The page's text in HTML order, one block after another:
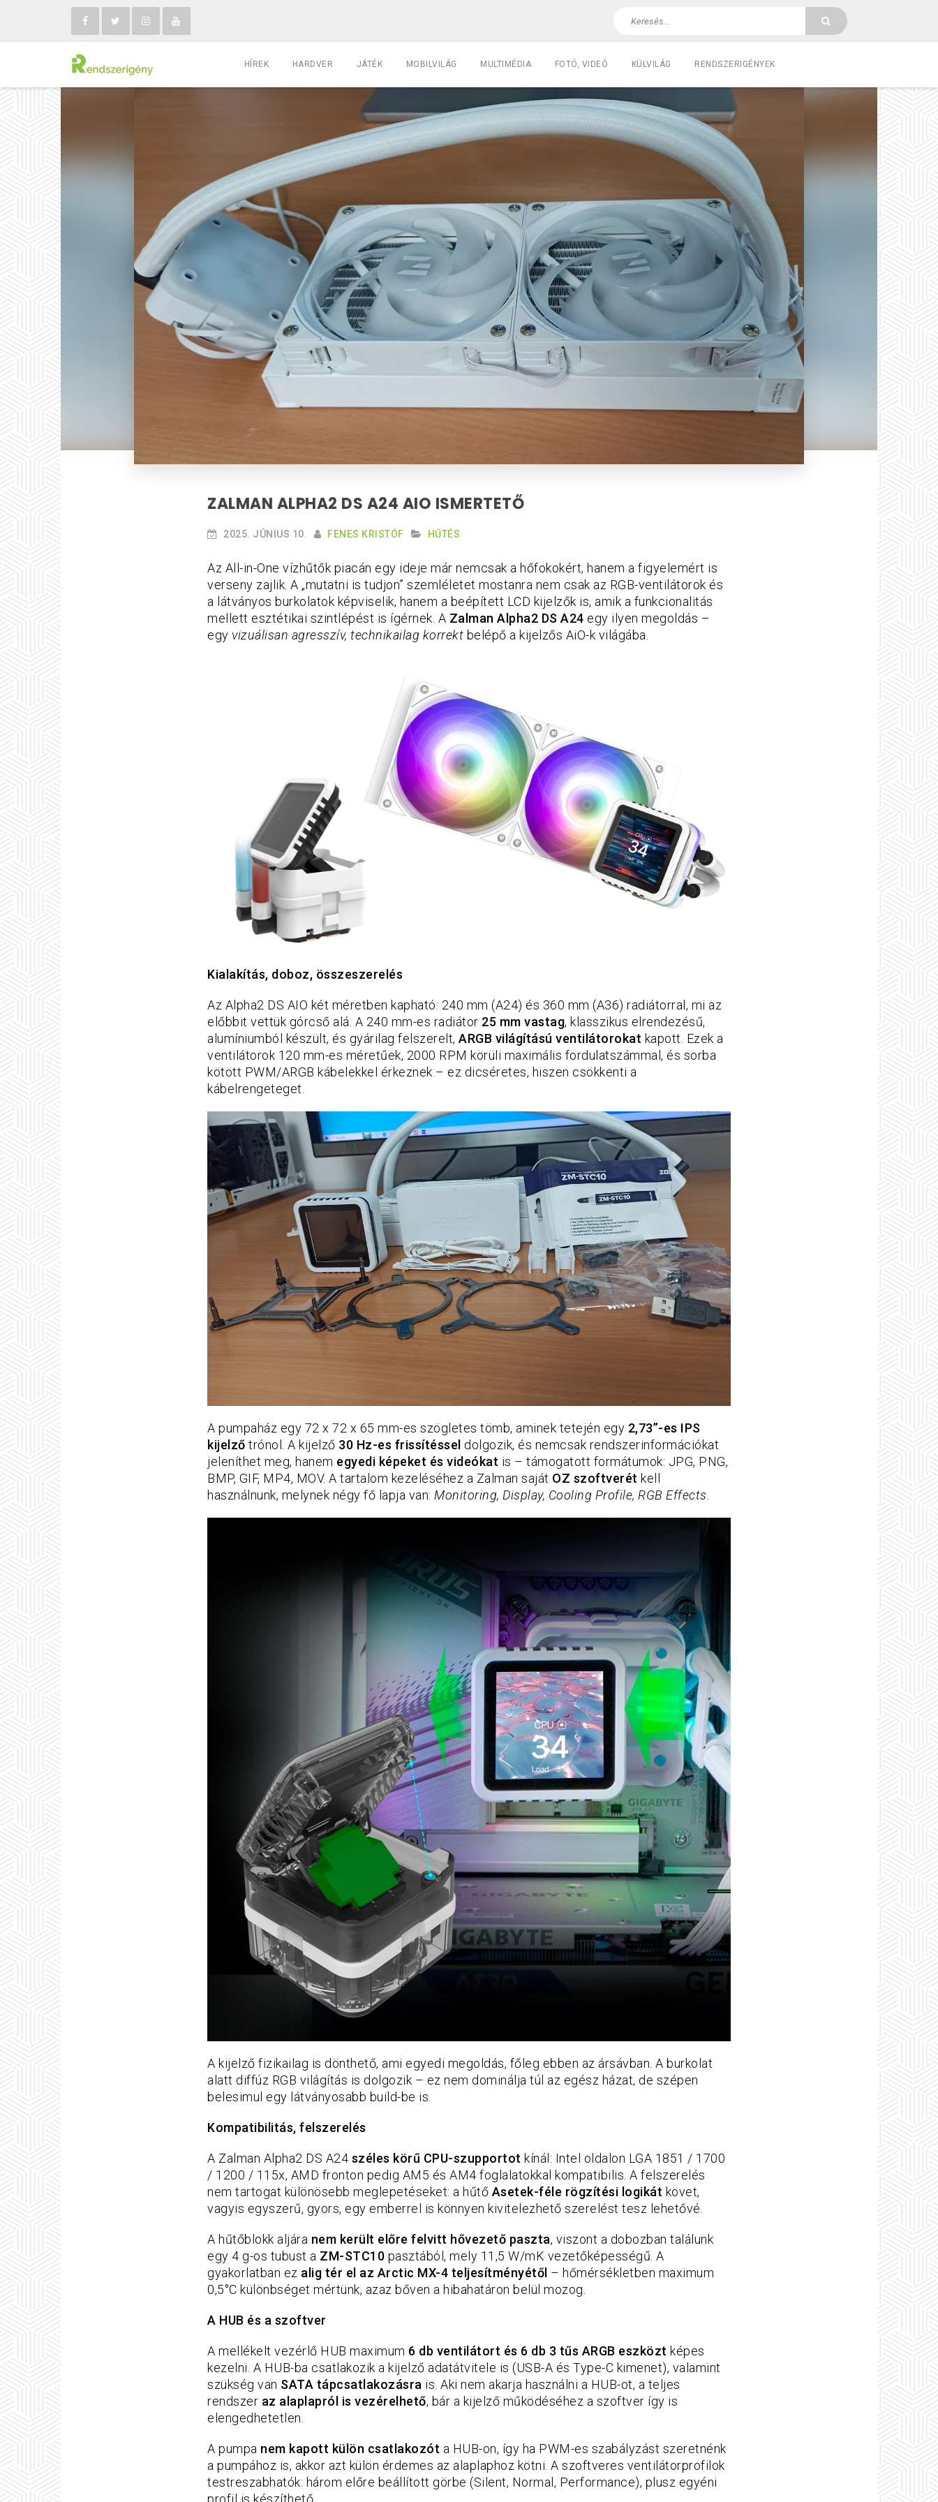
HÍREK HARDVER JÁTÉK MOBILVILÁG MULTIMÉDIA FOTÓ, VIDEÓ KÜLVILÁG RENDSZERIGÉNYEK
ZALMAN ALPHA2 DS A24 AIO ISMERTETŐ
2025. JÚNIUS 10. FENES KRISTÓF HŰTÉS
Az All-in-One vízhűtők piacán egy ideje már nemcsak a hőfokokért, hanem a figyelemért is
verseny zajlik. A „mutatni is tudjon” szemléletet mostanra nem csak az RGB-ventilátorok és
a látványos burkolatok képviselik, hanem a beépített LCD kijelzők is, amik a funkcionalitás
mellett esztétikai szintlépést is ígérnek. A Zalman Alpha2 DS A24 egy ilyen megoldás –
egy vizuálisan agresszív, technikailag korrekt belépő a kijelzős AiO-k világába.
Kialakítás, doboz, összeszerel és
Az Alpha2 DS AIO két méretben kapható: 240 mm (A24) és 360 mm (A36) radiátorral, mi az
előbbit vettük górcső alá. A 240 mm-es radiátor 25 mm vastag, klasszikus elrendezésű,
alumíniumból készült, és gyárilag felszerelt, ARGB világítású ventilátorokat kapott. Ezek a
ventilátorok 120 mm-es méretűek, 2000 RPM körüli maximális fordulatszámmal, és sorba
kötött PWM/ARGB kábelekkel érkeznek – ez dicséretes, hiszen csökkenti a
kábelrengeteget.
A pumpaház egy 72 x 72 x 65 mm-es szögletes tömb, aminek tetején egy 2,73”-es IPS
kijelző trónol. A kijelző 30 Hz-es frissítéssel dolgozik, és nemcsak rendszerinformációkat
jeleníthet meg, hanem egyedi képeket és videókat is – támogatott formátumok: JPG, PNG,
BMP, GIF, MP4, MOV. A tartalom kezeléséhez a Zalman saját OZ szoftverét kell
használnunk, melynek négy fő lapja van: Monitoring, Display, Cooling Profile, RGB Effects
A kijelző fizikailag is dönthető, ami egyedi megoldás, főleg ebben az ársávban. A burkolat
alatt diffúz RGB világítás is dolgozik – ez nem dominálja túl az egész házat, de szépen
belesimul egy látványosabb build-be is.
Kompatibilitás, felszerelés
A Zalman Alpha2 DS A24 széles körű CPU-szupportot kínál: Intel oldalon LGA 1851 / 1700
/ 1200 / 115x, AMD fronton pedig AM5 és AM4 foglalatokkal kompatibilis. A felszerelés
nem tartogat különösebb meglepetéseket: a hűtő Asetek-féle rögzítési logikát követ,
vagyis egyszerű, gyors, egy emberrel is könnyen kivitelezhető szerelést tesz lehetővé.
A hűtőblokk aljára nem került előre felvitt hővezető paszta, viszont a dobozban találunk
egy 4 g-os tubust a ZM-STC10 pasztából, mely 11,5 W/mK vezetőképességű. A
gyakorlatban ez alig tér el az Arctic MX-4 teljesítményétől – hőmérsékletben maximum
0,5°C különbséget mértünk, azaz bőven a hibahatáron belül mozog.
A HUB és a szoftver
A mellékelt vezérlő HUB maximum 6 db ventilátort és 6 db 3 tűs ARGB eszközt képes
kezelni. A HUB-ba csatlakozik a kijelző adatátvitele is (USB-A és Type-C kimenet), valamint
szükség van SATA tápcsatlakozásra is. Aki nem akarja használni a HUB-ot, a teljes
rendszer az alaplapról is vezérelhető, bár a kijelző működéséhez a szoftver így is
elengedhetetlen.
A pumpa nem kapott külön csatlakozót a HUB-on, így ha PWM-es szabályzást szeretnénk
a pumpához is, akkor azt külön érdemes az alaplaphoz kötni. A szoftveres ventilátorprofilok
testreszabhatók: három előre beállított görbe (Silent, Normal, Performance), plusz egyéni
profil is készíthető.